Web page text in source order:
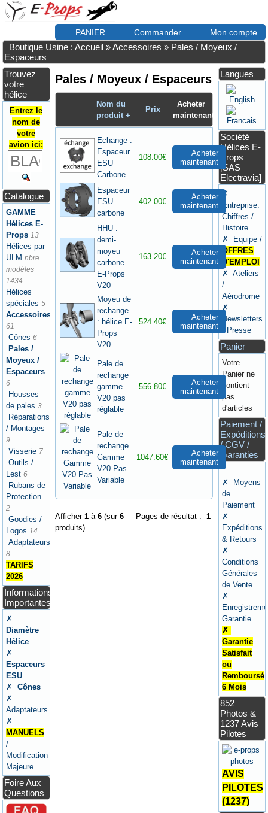
PANIER Commander Mon compte
Boutique Usine : Accueil »Accessoires » Pales / Moyeux /
Espaceurs
Trouvez
votre
hélice
Entrez le
nom de
votre
avion ici:
Catalogue
GAMME
Hélices E-
Props 13
Hélices par
ULM nbre
modèles
1434
Hélices
spéciales 5
Accessoires
61
Cônes 6
Pales /
Moyeux /
Espaceurs
6
Housses
de pales 3
Réparations
/ Montages
9
Visserie 7
Outils /
Lest 6
Rubans de
Protection
2
Goodies /
Logos 14
Adaptateurs
8
TARIFS
2026
Informations
Importantes
✗
Diamètre
Hélice
✗
Espaceurs
ESU
✗
Cônes
✗
Adaptateurs
✗
MANUELS
/
Modification
Majeure
Foire Aux
Questions
Pales / Moyeux / Espaceurs
Nom du
produit +
Prix
Acheter
maintenant
Echange :
Espaceur
ESU
Carbone
108.00€
Acheter
maintenant
Espaceur
ESU
carbone
402.00€
Acheter
maintenant
HHU :
demi-
moyeu
carbone
E-Props
V20
163.20€
Acheter
maintenant
Moyeu de
rechange
: hélice E-
Props
V20
524.40€
Acheter
maintenant
Pale de
rechange
gamme
V20 pas
réglable
556.80€
Acheter
maintenant
Pale de
rechange
Gamme
V20 Pas
Variable
1047.60€
Acheter
maintenant
Pages de résultat : 1
Afficher1 à6 (sur6
produits)
Langues
Société
Hélices E-
Props
[SAS
Electravia]
✗
Entreprise:
Chiffres /
Histoire
✗ Equipe /
OFFRES
D'EMPLOI
✗ Ateliers
/
Aérodrome
✗
Newsletters
/ Presse
Panier
Votre
Panier ne
contient
pas
d'articles
Paiement /
Expéditions
/ CGV /
Garanties
✗ Moyens
de
Paiement
✗
Expéditions
& Retours
✗
Conditions
Générales
de Vente
✗
Garantie
✗
Garantie
Satisfait
ou
Remboursé
6 Mois
852
Photos &
1237 Avis
Pilotes
AVIS
PILOTES
(1237)